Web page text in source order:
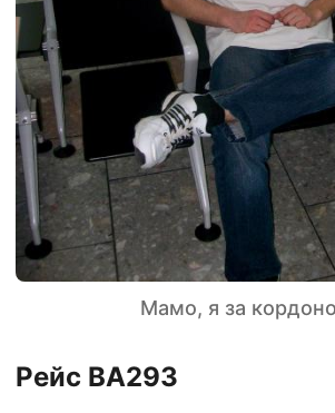
Мамо, я за
Рейс BA293